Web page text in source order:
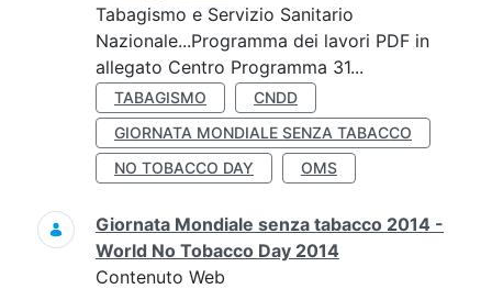
Tabagismo e Servizio Sanitario
Nazionale...Programma dei lavori PDF in
allegato Centro Programma 31...
TABAGISMO
CNDD
GIORNATA MONDIALE SENZA TABACCO
NO TOBACCO DAY
OMS
Giornata Mondiale senza tabacco 2014 -
World No Tobacco Day 2014
Contenuto Web